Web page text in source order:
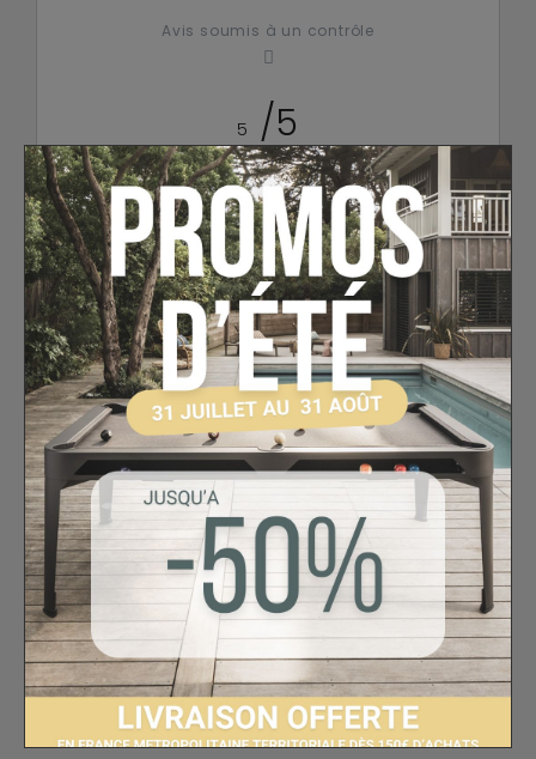
Avis soumis à un contrôle
5 /5
Calculé à partir de1 avis client(s)
Trier l'affichage des avis :
Client anonymepublié le
26/03/2021
suite à une commande
du 08/03/2021
5/5
Très bien
Cet avis vous a-t-il été utile ?
Non 0
30 AUTRES PRODUITS DANS LA
MÊME CATÉGORIE